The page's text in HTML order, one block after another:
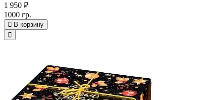
1 950 ₽
1000 гр.
В корзину